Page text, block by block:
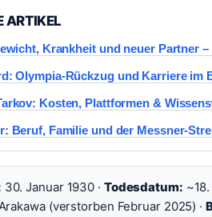
ARTIKEL
Krankheit und neuer Partner –
Olympia-Rückzug und Karriere im
Kosten, Plattformen &
Beruf, Familie und der Messner-
30. Januar 1930 · Todesdatum:
(verstorben Februar 2025) ·